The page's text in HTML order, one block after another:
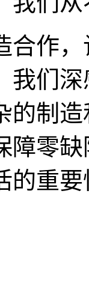
合作
我们
的制
障零
的重